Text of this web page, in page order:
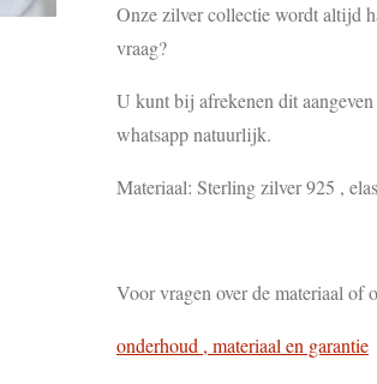
Onze zilver collectie wordt altijd
vraag?
U kunt bij afrekenen dit
whatsapp natuurlijk.
Materiaal: Sterling zilver 925 ,
Voor vragen over de materiaal of
onderhoud , materiaal en garantie